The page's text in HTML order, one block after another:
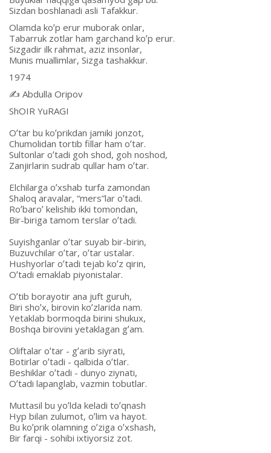
Sizdan boshlanadi asli Tafakkur.
Olamda koʼp erur muborak onlar,
Tabarruk zotlar ham garchand koʼp erur.
Sizgadir ilk rahmat, aziz insonlar,
Munis muallimlar, Sizga tashakkur.
1974
✍️ Аbdulla Oripov
ShOIR YuRАGI
Oʼtar bu koʼprikdan jamiki jonzot,
Chumolidan tortib fillar ham oʼtar.
Sultonlar oʼtadi goh shod, goh noshod,
Zanjirlarin sudrab qullar ham oʼtar.
Elchilarga oʼxshab turfa zamondan
Shaloq aravalar, “mers”lar oʼtadi.
Roʼbaroʼ kelishib ikki tomondan,
Bir-biriga tamom terslar oʼtadi.
Suyishganlar oʼtar suyab bir-birin,
Buzuvchilar oʼtar, oʼtar ustalar.
Hushyorlar oʼtadi tejab koʼz qirin,
Oʼtadi emaklab piyonistalar.
Oʼtib borayotir ana juft guruh,
Biri shoʼx, birovin koʼzlarida nam.
Yetaklab bormoqda birini shukux,
Boshqa birovini yetaklagan gʼam.
Oliftalar oʼtar - gʼarib siyrati,
Botirlar oʼtadi - qalbida oʼtlar.
Beshiklar oʼtadi - dunyo ziynati,
Oʼtadi lapanglab, vazmin tobutlar.
Muttasil bu yoʼlda keladi toʼqnash
Hyp bilan zulumot, oʼlim va hayot.
Bu koʼprik olamning oʼziga oʼxshash,
Bir farqi - sohibi ixtiyorsiz zot.